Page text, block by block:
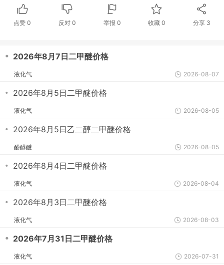
点赞0 反对 0 举报 0 收藏 0 分享 3
・ 2026年8月7日二甲醚价格
液化气 2026-08-07
・ 2026年8月5日二甲醚价格
液化气 2026-08-05
・ 2026年8月5日乙二醇二甲醚价格
酚醇醚 2026-08-05
・ 2026年8月4日二甲醚价格
液化气 2026-08-04
・ 2026年8月3日二甲醚价格
液化气 2026-08-03
・ 2026年7月31日二甲醚价格
液化气 2026-07-31